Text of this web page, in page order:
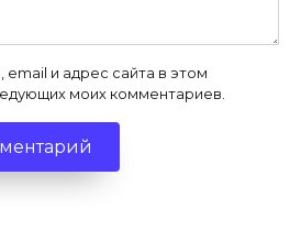
email и адрес сайта в этом
моих комментариев.